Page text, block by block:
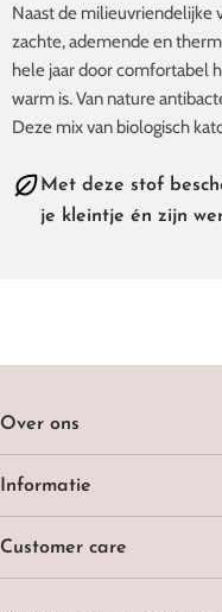
Naast de
zachte, ademende en
hele jaar door comfortabel
warm is. Van nature
Deze mix van biologisch
Met deze stof
je kleintje én zijn
Over ons
Informatie
Customer care